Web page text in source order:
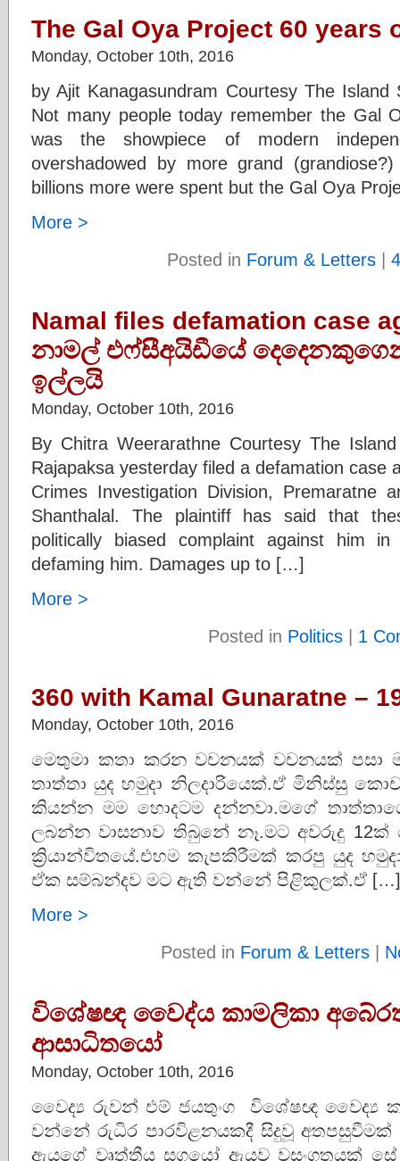
The Gal Oya Project 60 years
Monday, October 10th, 2016
by Ajit Kanagasundram Courtesy The
Not many people today remember the Gal
was the showpiece of modern
overshadowed by more grand
billions more were spent but the Gal Oya
More >
Posted in Forum & Letters|
Namal files defamation case
නාමල් එෆ්සීඅයිඩීයේ
ඉල්ලයි
Monday, October 10th, 2016
By Chitra Weerarathne Courtesy The
Rajapaksa yesterday filed a defamation case
Crimes Investigation Division, Premaratne
Shanthalal. The plaintiff has said that
politically biased complaint against him
defaming him. Damages up to […]
More >
Posted in Politics | 1
360 with Kamal Gunaratne –
Monday, October 10th, 2016
මෙතුමා කතා කරන වචනයක් වචනයක් පසා
තාත්තා යුද හමුදා නිලදාරියෙක්.ඒ මිනිස්සු
කියන්න මම හොදටම දන්නවා.මගේ
ලබන්න වාසනාව තිබුනේ නෑ.මට අවරුදු
ක්‍රියාන්විතයේ.එහම කැපකිරීමක් කරපු යුද
ඒක සම්බන්දව මට ඇති වන්නේ පිළිකුලක්.ඒ […]
More >
Posted in Forum & Letters|
විශේෂඥ වෛද්ය කාමලිකා
ආසාධිතයෝ
Monday, October 10th, 2016
වෛද්‍ය රුවන් එම් ජයතුංග විශේෂඥ වෛද්‍ය
වන්නේ රුධිර පාරවිළනයකදී සිදුවූ අතපසුවීමක්
ඇයගේ වෘත්තීය සගයෝ ඇයව වසංගතයක් සේ